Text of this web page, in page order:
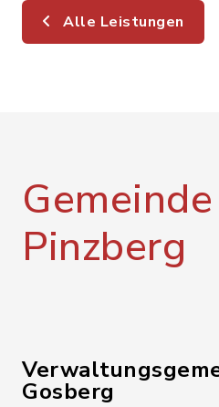
Alle Leistungen
Gemeinde
Pinzberg
Gosberg